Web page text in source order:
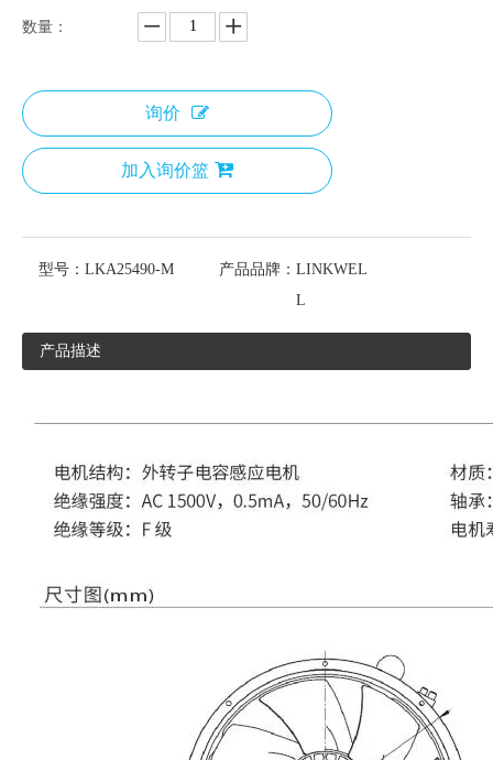
数量：
询价
加入询价篮
型号： LKA25490-M 产品品牌： LINKWEL
L
产品描述